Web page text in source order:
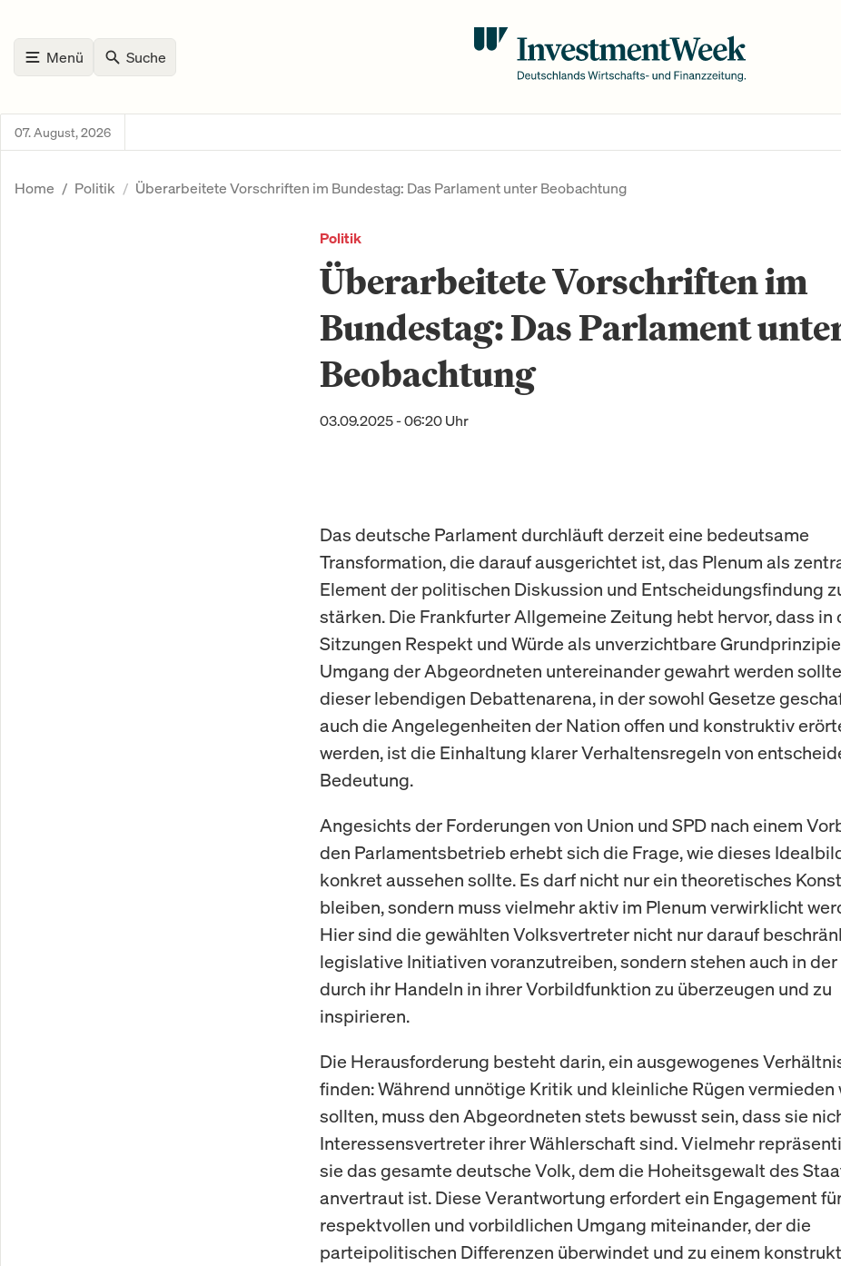
Menü Suche
07. August, 2026
Home Politik Überarbeitete Vorschriften im Bundestag: Das Parlament unter Beobachtung
Politik
Überarbeitete Vorschriften im
Bundestag: Das Parlament
Beobachtung
03.09.2025 - 06:20 Uhr
Das deutsche Parlament durchläuft derzeit eine bedeutsame
Transformation, die darauf ausgerichtet ist, das Plenum als
Element der politischen Diskussion und Entscheidungsfindung
stärken. Die Frankfurter Allgemeine Zeitung hebt hervor, dass in
Sitzungen Respekt und Würde als unverzichtbare
Umgang der Abgeordneten untereinander gewahrt werden
dieser lebendigen Debattenarena, in der sowohl Gesetze
auch die Angelegenheiten der Nation offen und konstruktiv
werden, ist die Einhaltung klarer Verhaltensregeln von
Bedeutung.
Angesichts der Forderungen von Union und SPD nach einem
den Parlamentsbetrieb erhebt sich die Frage, wie dieses
konkret aussehen sollte. Es darf nicht nur ein theoretisches
bleiben, sondern muss vielmehr aktiv im Plenum verwirklicht
Hier sind die gewählten Volksvertreter nicht nur darauf
legislative Initiativen voranzutreiben, sondern stehen auch in
durch ihr Handeln in ihrer Vorbildfunktion zu überzeugen und zu
inspirieren.
Die Herausforderung besteht darin, ein ausgewogenes
finden: Während unnötige Kritik und kleinliche Rügen vermieden
sollten, muss den Abgeordneten stets bewusst sein, dass sie
Interessensvertreter ihrer Wählerschaft sind. Vielmehr
sie das gesamte deutsche Volk, dem die Hoheitsgewalt des
anvertraut ist. Diese Verantwortung erfordert ein Engagement
respektvollen und vorbildlichen Umgang miteinander, der die
parteipolitischen Differenzen überwindet und zu einem